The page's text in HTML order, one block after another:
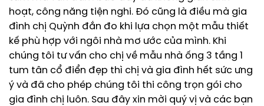
hoạt, công năng tiện nghi. Đó cũng là điều mà gia
đình chị Quỳnh đắn đo khi lựa chọn một mẫu thiết
kế phù hợp với ngôi nhà mơ ước của mình. Khi
chúng tôi tư vấn cho chị về mẫu nhà ống 3 tầng 1
tum tân cổ điển đẹp thì chị và gia đình hết sức ưng
ý và đã cho phép chúng tôi thi công trọn gói cho
gia đình chị luôn. Sau đây xin mời quý vị và các bạn